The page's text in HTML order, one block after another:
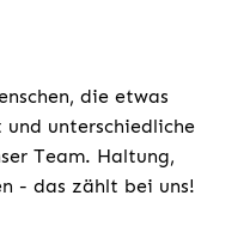
die etwas
unterschiedliche
Team. Haltung,
- das zählt bei uns!